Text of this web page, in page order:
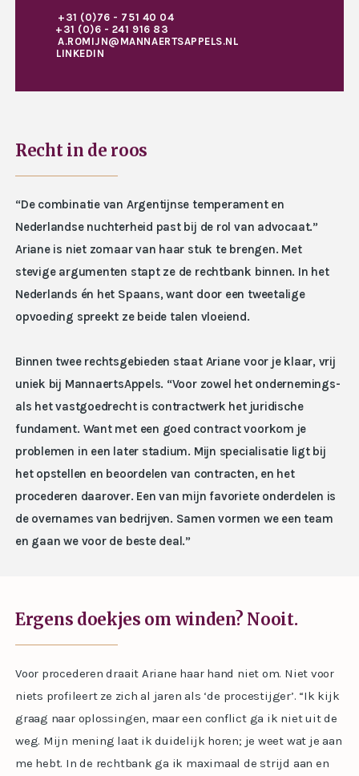
+31 (0)76 - 751 40 04
+31 (0)6 - 241 916 83
A.ROMIJN@MANNAERTSAPPELS.NL
LINKEDIN
Recht in de roos
“De combinatie van Argentijnse temperament en
Nederlandse nuchterheid past bij de rol van advocaat.”
Ariane is niet zomaar van haar stuk te brengen. Met
stevige argumenten stapt ze de rechtbank binnen. In het
Nederlands én het Spaans, want door een tweetalige
opvoeding spreekt ze beide talen vloeiend.
Binnen twee rechtsgebieden staat Ariane voor je klaar, vrij
uniek bij MannaertsAppels. “Voor zowel het ondernemings-
als het vastgoedrecht is contractwerk het juridische
fundament. Want met een goed contract voorkom je
problemen in een later stadium. Mijn specialisatie ligt bij
het opstellen en beoordelen van contracten, en het
procederen daarover. Een van mijn favoriete onderdelen is
de overnames van bedrijven. Samen vormen we een team
en gaan we voor de beste deal.”
Ergens doekjes om winden? Nooit.
Voor procederen draait Ariane haar hand niet om. Niet voor
niets profileert ze zich al jaren als ‘de procestijger’. “Ik kijk
graag naar oplossingen, maar een conflict ga ik niet uit de
weg. Mijn mening laat ik duidelijk horen; je weet wat je aan
me hebt. In de rechtbank ga ik maximaal de strijd aan en